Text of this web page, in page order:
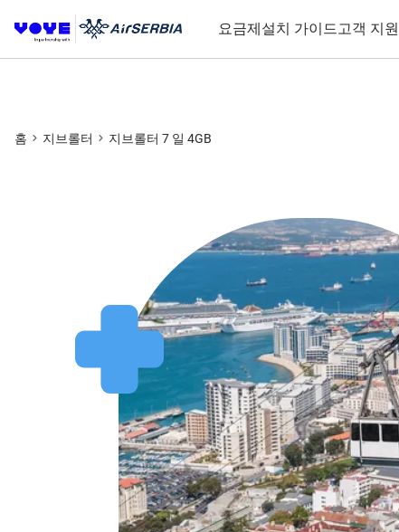
요금제설치 가이드고객 지원
홈 지브롤터 지브롤터 7 일 4GB